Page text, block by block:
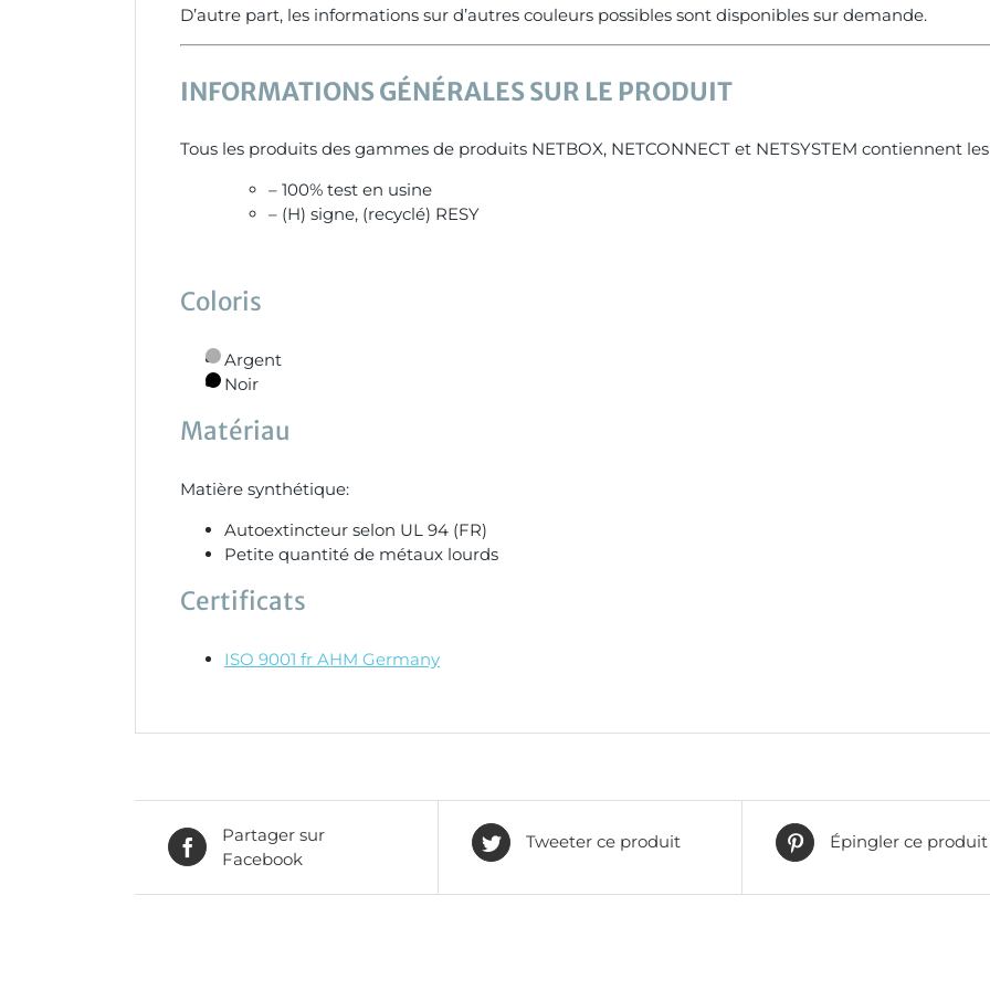
D’autre part, les informations sur d’autres couleurs possibles sont disponibles sur demande.
INFORMATIONS GÉNÉRALES SUR LE PRODUIT
Tous les produits des gammes de produits NETBOX, NETCONNECT et NETSYSTEM contiennent
– 100% test en usine
– (H) signe, (recyclé) RESY
Coloris
Argent
Noir
Matériau
Matière synthétique:
Autoextincteur selon UL 94 (FR)
Petite quantité de métaux lourds
Certificats
ISO 9001 fr AHM Germany
Partager sur
Facebook
Tweeter ce produit Épingler ce produit